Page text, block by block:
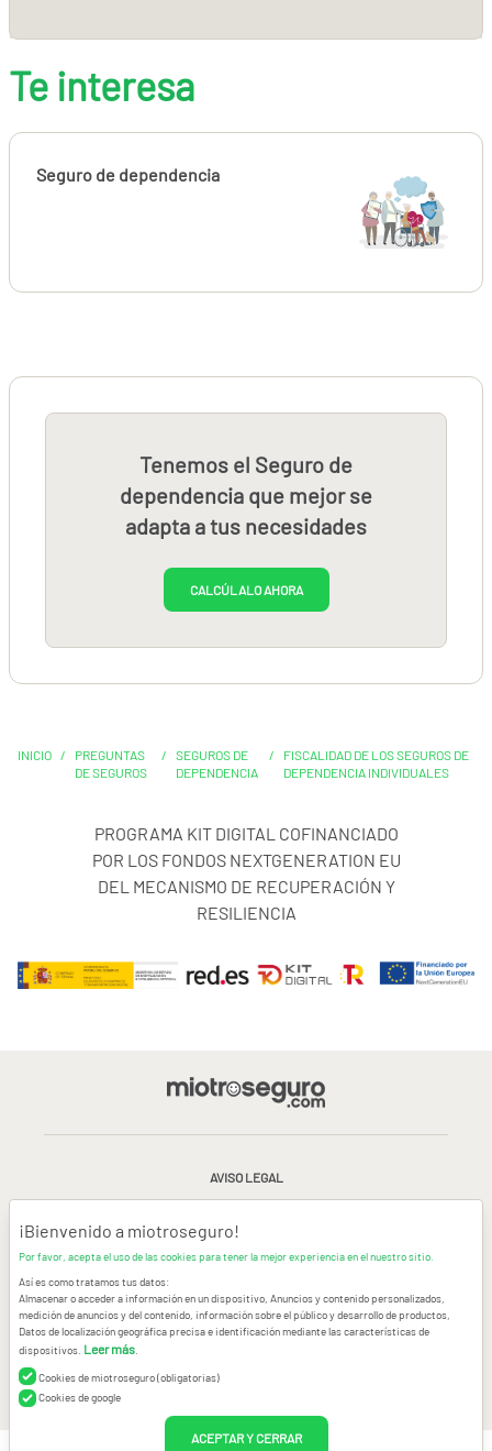
Te interesa
Seguro de dependencia
Tenemos el Seguro de
dependencia que mejor se
adapta a tus necesidades
CALCÚLALO AHORA
INICIO /
PREGUNTAS
DE SEGUROS
/
SEGUROS DE
DEPENDENCIA
/
FISCALIDAD DE LOS SEGUROS DE
DEPENDENCIA INDIVIDUALES
PROGRAMA KIT DIGITAL COFINANCIADO
POR LOS FONDOS NEXTGENERATION EU
DEL MECANISMO DE RECUPERACIÓN Y
RESILIENCIA
AVISO LEGAL
CONDICIONES GENERALES DE USO
CONTACTAR
© Copyright miotroseguro.com 2026. Todos los derechos reservados
Images designed byFreepik
¡Bienvenido a miotroseguro!
Por favor, acepta el uso de las cookies para tener la mejor experiencia en el nuestro sitio.
Así es como tratamos tus datos:
Almacenar o acceder a información en un dispositivo, Anuncios y contenido personalizados,
medición de anuncios y del contenido, información sobre el público y desarrollo de productos,
Datos de localización geográfica precisa e identificación mediante las características de
dispositivos. Leer más
Cookies de miotroseguro (obligatorias)
Cookies de google
ACEPTAR Y CERRAR